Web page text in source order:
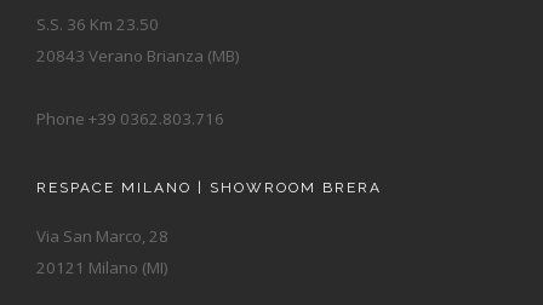
S.S. 36 Km 23.50
20843 Verano Brianza (MB)
Phone +39 0362.803.716
RESPACE MILANO | SHOWROOM BRERA
Via San Marco, 28
20121 Milano (MI)